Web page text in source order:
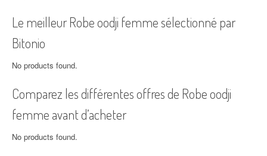
Le meilleur Robe oodji femme sélectionné par
Bitonio
No products found.
Comparez les différentes offres de Robe oodji
femme avant d’acheter
No products found.